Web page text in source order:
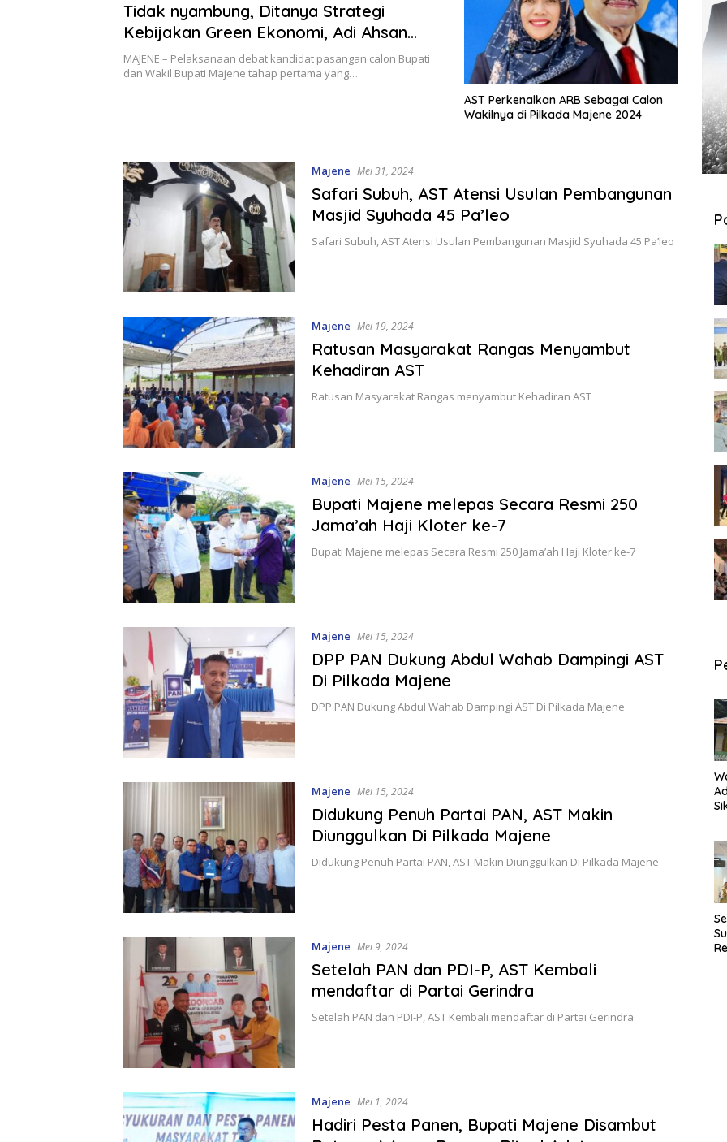
Tidak nyambung, Ditanya Strategi
Kebijakan Green Ekonomi, Adi Ahsan
Bahas Isu Pertanian
MAJENE – Pelaksanaan debat kandidat pasangan calon Bupati
dan Wakil Bupati Majene tahap pertama yang…
AST Perkenalkan ARB Sebagai Calon
Wakilnya di Pilkada Majene 2024
Majene Mei 31, 2024
Safari Subuh, AST Atensi Usulan Pembangunan
Masjid Syuhada 45 Pa’leo
Safari Subuh, AST Atensi Usulan Pembangunan Masjid Syuhada 45 Pa’leo
Majene Mei 19, 2024
Ratusan Masyarakat Rangas Menyambut
Kehadiran AST
Ratusan Masyarakat Rangas menyambut Kehadiran AST
Majene Mei 15, 2024
Bupati Majene melepas Secara Resmi 250
Jama’ah Haji Kloter ke-7
Bupati Majene melepas Secara Resmi 250 Jama’ah Haji Kloter ke-7
Majene Mei 15, 2024
DPP PAN Dukung Abdul Wahab Dampingi AST
Di Pilkada Majene
DPP PAN Dukung Abdul Wahab Dampingi AST Di Pilkada Majene
Majene Mei 15, 2024
Didukung Penuh Partai PAN, AST Makin
Diunggulkan Di Pilkada Majene
Didukung Penuh Partai PAN, AST Makin Diunggulkan Di Pilkada Majene
Majene Mei 9, 2024
Setelah PAN dan PDI-P, AST Kembali
mendaftar di Partai Gerindra
Setelah PAN dan PDI-P, AST Kembali mendaftar di Partai Gerindra
Majene Mei 1, 2024
Hadiri Pesta Panen, Bupati Majene Disambut